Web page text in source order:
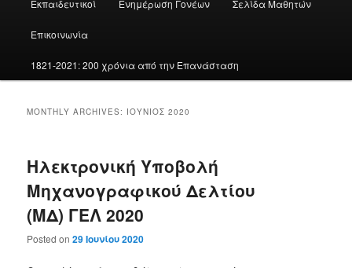
Εκπαιδευτικοί Ενημέρωση Γονέων Σελίδα Μαθητών
Επικοινωνία
1821-2021: 200 χρόνια από την Επανάσταση
MONTHLY ARCHIVES: ΙΟΎΝΙΟΣ 2020
Ηλεκτρονική Υποβολή
Μηχανογραφικού Δελτίου
(ΜΔ) ΓΕΛ 2020
Posted on29 Ιουνίου 2020